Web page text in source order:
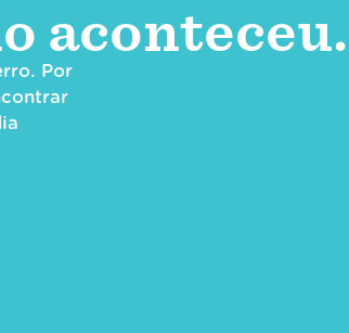
aconteceu.
Por